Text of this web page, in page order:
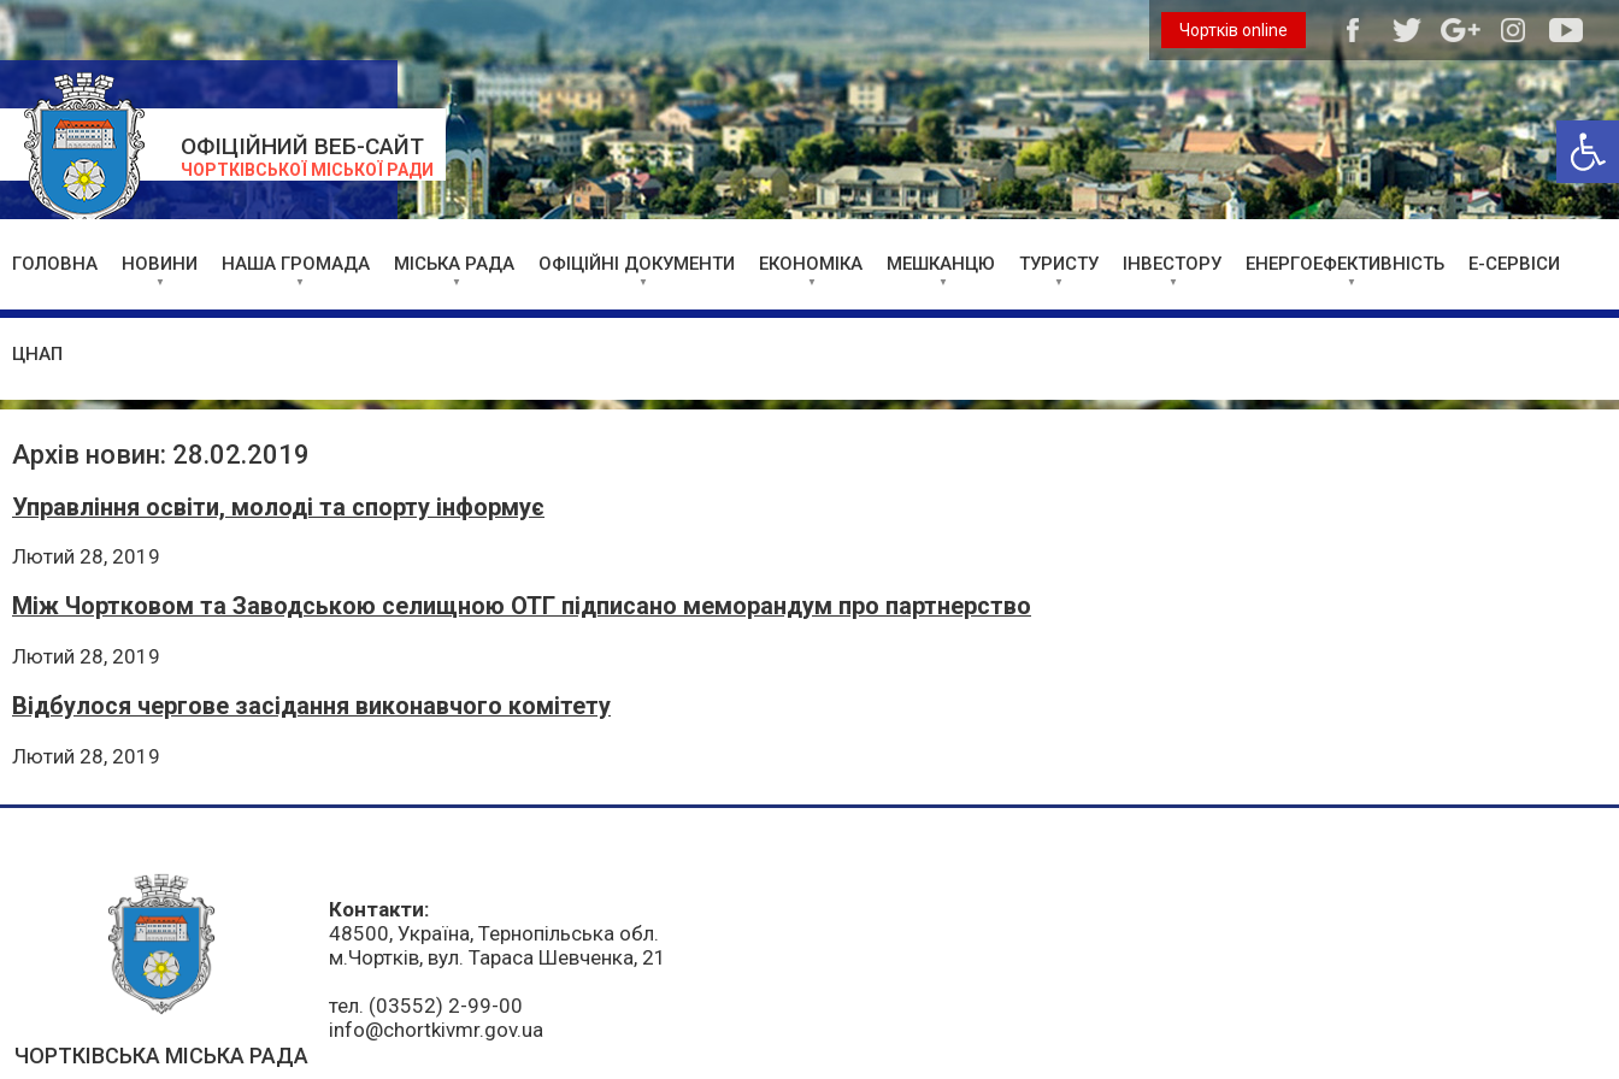
ОФІЦІЙНИЙ ВЕБ-САЙТ
ЧОРТКІВСЬКОЇ МІСЬКОЇ РАДИ
Чортків online
ГОЛОВНА НОВИНИ НАША ГРОМАДА МІСЬКА РАДА ОФІЦІЙНІ ДОКУМЕНТИ ЕКОНОМІКА МЕШКАНЦЮ ТУРИСТУ ІНВЕСТОРУ ЕНЕРГОЕФЕКТИВНІСТЬ Е-СЕРВІСИ
ЦНАП
Архів новин: 28.02.2019
Управління освіти, молоді та спорту інформує
Лютий 28, 2019
Між Чортковом та Заводською селищною ОТГ підписано меморандум про партнерство
Лютий 28, 2019
Відбулося чергове засідання виконавчого комітету
Лютий 28, 2019
ЧОРТКІВСЬКА МІСЬКА РАДА
Контакти:
48500, Україна, Тернопільська обл.
м.Чортків, вул. Тараса Шевченка, 21
тел. (03552) 2-99-00
info@chortkivmr.gov.ua